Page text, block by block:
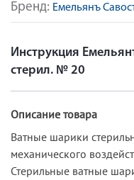
Бренд: Емельянъ
Инструкция
стерил. № 20
Описание товара
Ватные шарики
механического
Стерильные ватные